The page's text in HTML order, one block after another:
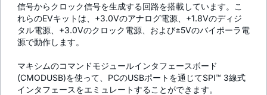
信号からクロック信号を生成する回路を搭載しています。こ
れらのEVキットは、+3.0Vのアナログ電源、+1.8Vのディジ
タル電源、+3.0Vのクロック電源、および±5Vのバイポーラ電
源で動作します。
マキシムのコマンドモジュールインタフェースボード
(CMODUSB)を使って、PCのUSBポートを通じてSPI™ 3線式
インタフェースをエミュレートすることができます。